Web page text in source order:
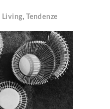
Living,Tendenze